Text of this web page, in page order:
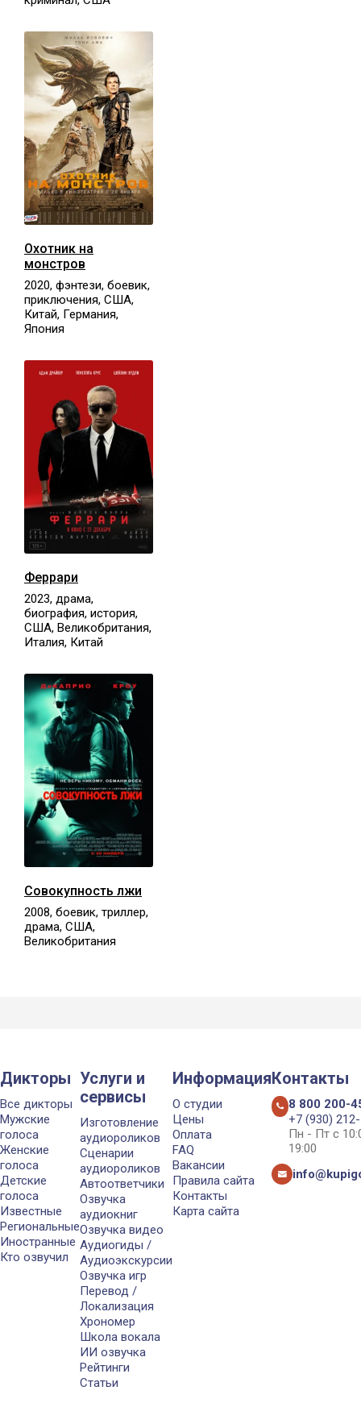
Охотник на
монстров
2020, фэнтези, боевик,
приключения, США,
Китай, Германия,
Япония
Феррари
2023, драма,
биография, история,
США, Великобритания,
Италия, Китай
Совокупность лжи
2008, боевик, триллер,
драма, США,
Великобритания
Дикторы
Все дикторы
Мужские
голоса
Женские
голоса
Детские
голоса
Известные
Региональные
Иностранные
Кто озвучил
Услуги и
сервисы
Изготовление
аудиороликов
Сценарии
аудиороликов
Автоответчики
Озвучка
аудиокниг
Озвучка видео
Аудиогиды /
Аудиоэкскурсии
Озвучка игр
Перевод /
Локализация
Хрономер
Школа вокала
ИИ озвучка
Рейтинги
Статьи
Информация
О студии
Цены
Оплата
FAQ
Вакансии
Правила сайта
Контакты
Карта сайта
Контакты
8 800 200-
+7 (930)
Пн - Пт с
19:00